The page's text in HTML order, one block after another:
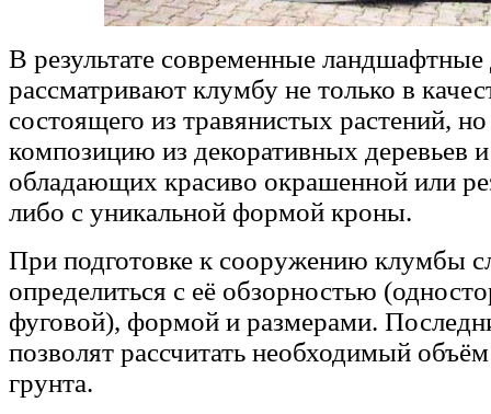
В результате современные
рассматривают клумбу не только в
состоящего из травянистых растений,
композицию из декоративных деревьев
обладающих красиво окрашенной или
либо с уникальной формой кроны.
При подготовке к сооружению клумбы
определиться с её обзорностью
фуговой), формой и размерами.
позволят рассчитать необходимый
грунта.